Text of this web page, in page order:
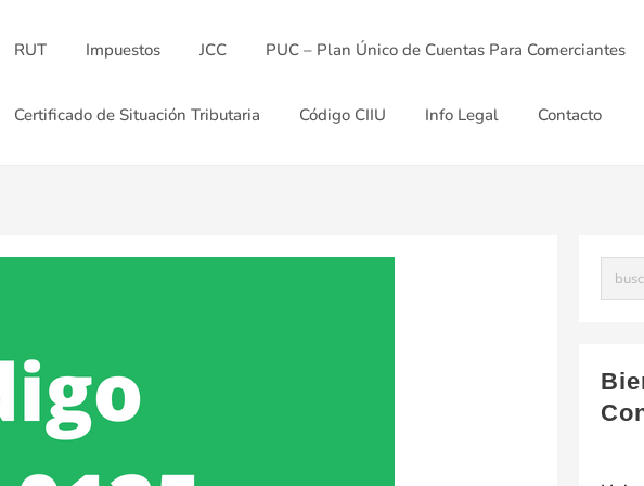
RUT Impuestos JCC PUC – Plan Único de Cuentas Para Comerciantes
Certificado de Situación Tributaria Código CIIU Info Legal Contacto